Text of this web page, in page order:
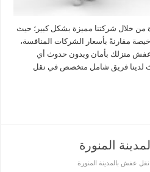
من خلال شركتنا مميزة بشكل كبير؛ حيث
مقارنةً بأسعار الشركات المنافسة،
منزلك بأمان وبدون حدوث أي
لدينا فريق شامل متخصص في نقل
المنورة
عفش بالمدينة المنورة